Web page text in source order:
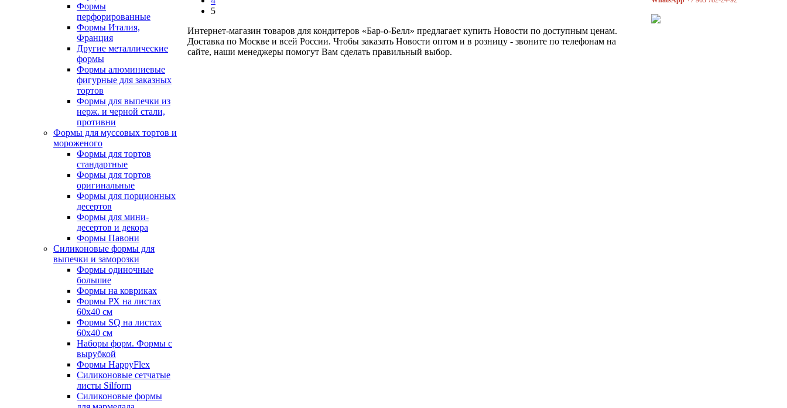
Формы
перфорированные
Формы Италия,
Франция
Другие металлические
формы
Формы алюминиевые
фигурные для заказных
тортов
Формы для выпечки из
нерж. и черной стали,
противни
Формы для муссовых тортов и
мороженого
Формы для тортов
стандартные
Формы для тортов
оригинальные
Формы для порционных
десертов
Формы для мини-
десертов и декора
Формы Павони
Силиконовые формы для
выпечки и заморозки
Формы одиночные
большие
Формы на ковриках
Формы РХ на листах
60х40 см
Формы SQ на листах
60х40 см
Наборы форм. Формы с
вырубкой
Формы HappyFlex
Силиконовые сетчатые
листы Silform
Силиконовые формы
5
Интернет-магазин товаров для кондитеров «Бар-о-Белл» предлагает купить Новости по доступным ценам.
Доставка по Москве и всей России. Чтобы заказать Новости оптом и в розницу - звоните по телефонам на
сайте, наши менеджеры помогут Вам сделать правильный выбор.